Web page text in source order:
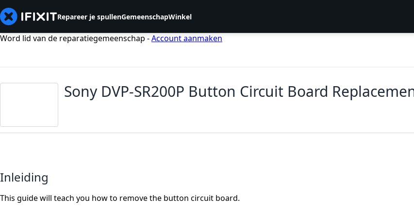
Repareer je spullenGemeenschapWinkel
Word lid van de reparatiegemeenschap -Account aanmaken
Sony DVP-SR200P Button Circuit Board
Inleiding
This guide will teach you how to remove the button circuit board.